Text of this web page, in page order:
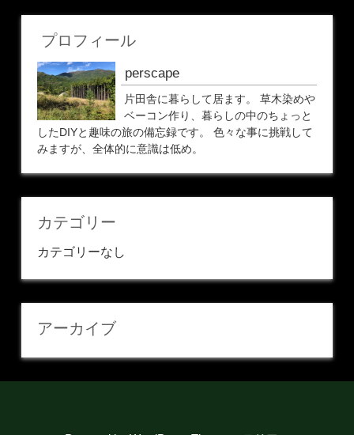
プロフィール
perscape
片田舎に暮らして居ます。 草木染めや
ベーコン作り、暮らしの中のちょっと
したDIYと趣味の旅の備忘録です。 色々な事に挑戦して
みますが、全体的に意識は低め。
カテゴリー
カテゴリーなし
アーカイブ